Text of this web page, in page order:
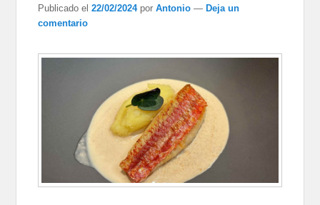
Publicado el 22/02/2024 porAntonio — Deja un
comentario